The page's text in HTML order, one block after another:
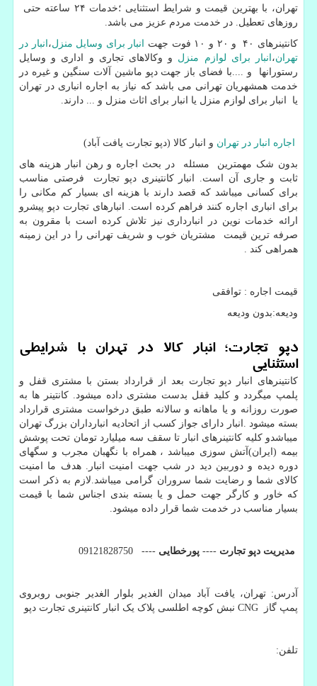
تهران، با بهترین قیمت و شرایط استثنایی ؛خدمات ۲۴ ساعته حتی
روزهای تعطیل. در خدمت مردم عزیز می باشد.
کانتینرهای ۴۰ و ۲۰ و ۱۰ فوت جهت
انبار برای وسایل منزل، انبار در
تهران، انبار برای لوازم منزل و وکالاهای تجاری و اداری و وسایل
رستورانها و ....با فضای باز جهت دپو ماشین آلات سنگین و غیره در
خدمت همشهریان تهرانی می باشد که نیاز به اجاره انباری در تهران
یا انبار برای لوازم منزل یا انبار برای اثاث منزل و ... دارند.
اجاره انبار در تهران و انبار کالا (دپو تجارت یافت آباد)
بدون شک مهمترین مسئله در بحث اجاره و رهن انبار هزینه های
ثابت و جاری آن است. انبار کانتینری دپو تجارت فرصتی مناسب
برای کسانی میباشد که قصد دارند با هزینه ای بسیار کم مکانی را
برای انباری اجاره کنند فراهم کرده است. انبارهای تجارت دپو پیشرو
ارائه خدمات نوین در انبارداری نیز تلاش کرده است با مقرون به
صرفه ترین قیمت مشتریان خوب و شریف تهرانی را در این زمینه
همراهی کند .
قیمت اجاره : توافقی
ودیعه:بدون ودیعه
دپو تجارت؛ انبار کالا در تهران با شرایطی
استثنایی
کانتینرهای انبار دپو تجارت بعد از قرارداد بستن با مشتری قفل و
پلمپ میگردد و کلید قفل بدست مشتری داده میشود. کانتینر ها به
صورت روزانه و یا ماهانه و سالانه طبق درخواست مشتری قرارداد
بسته میشود .انبار دارای جواز کسب از اتحادیه انبارداران بزرگ تهران
میباشدو کلیه کانتینرهای انبار تا سقف سه میلیارد تومان تحت پوشش
بیمه (ایران)آتش سوزی میباشد ، همراه با نگهبان مجرب و سگهای
دوره دیده و دوربین دید در شب جهت امنیت انبار. هدف ما امنیت
کالای شما و رضایت شما سروران گرامی میباشد.لازم به ذکر است
که خاور و کارگر جهت حمل و یا بسته بندی اجناس شما با قیمت
بسیار مناسب در خدمت شما قرار داده میشود.
مدیریت دپو تجارت ---- پورخطایی ---- 09121828750
آدرس: تهران، یافت آباد میدان الغدیر بلوار الغدیر جنوبی روبروی
پمپ گاز CNG نبش کوچه اطلسی پلاک یک انبار کانتینری تجارت دپو
تلفن: